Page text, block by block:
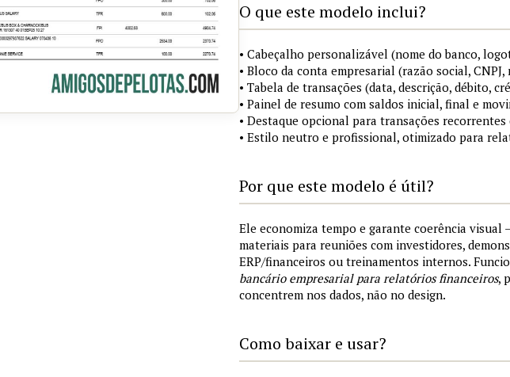
O que este modelo inclui?
• Cabeçalho personalizável (nome do banco,
• Bloco da conta empresarial (razão social,
• Tabela de transações (data, descrição, débito,
• Painel de resumo com saldos inicial, final e
• Destaque opcional para transações
• Estilo neutro e profissional, otimizado para
Por que este modelo é útil?
Ele economiza tempo e garante coerência visual
materiais para reuniões com investidores,
ERP/financeiros ou treinamentos internos.
bancário empresarial para relatórios financeiros,
concentrem nos dados, não no design.
Como baixar e usar?